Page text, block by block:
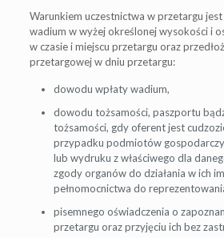
Warunkiem uczestnictwa w przetargu
wadium w wyżej określonej wysokości i
w czasie i miejscu przetargu oraz
przetargowej w dniu przetargu:
dowodu wpłaty wadium,
dowodu tożsamości, paszportu
tożsamości, gdy oferent jest
przypadku podmiotów
lub wydruku z właściwego dla
zgody organów do działania w ich
pełnomocnictwa do
pisemnego oświadczenia o
przetargu oraz przyjęciu ich bez